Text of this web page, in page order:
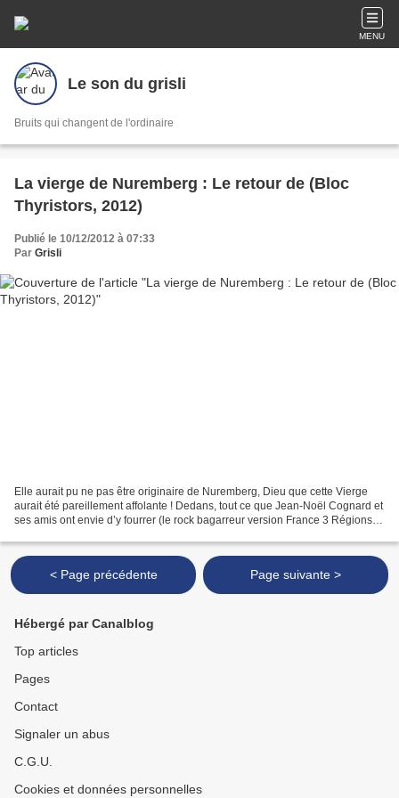
MENU
Le son du grisli
Bruits qui changent de l'ordinaire
La vierge de Nuremberg : Le retour de (Bloc
Thyristors, 2012)
Publié le 10/12/2012 à 07:33
Par Grisli
Elle aurait pu ne pas être originaire de Nuremberg, Dieu que cette Vierge
aurait été pareillement affolante ! Dedans, tout ce que Jean-Noël Cognard et
ses amis ont envie d’y fourrer (le rock bagarreur version France 3 Régions
< Page précédente Page suivante >
Hébergé par Canalblog
Top articles
Pages
Contact
Signaler un abus
C.G.U.
Cookies et données personnelles